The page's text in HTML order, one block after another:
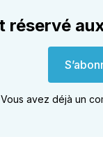
réservé
Vous avez déjà un